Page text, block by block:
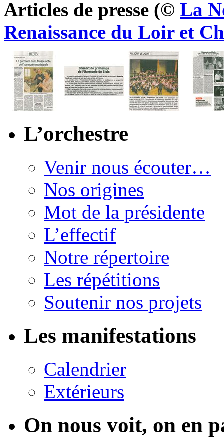
Articles de presse (© La
Renaissance du Loir et
L’orchestre
Venir nous écouter…
Nos origines
Mot de la présidente
L’effectif
Notre répertoire
Les répétitions
Soutenir nos projets
Les manifestations
Calendrier
Extérieurs
On nous voit, on en